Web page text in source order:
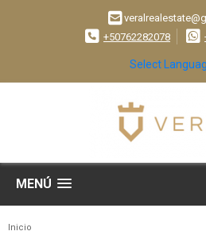
+50762282078
Select
MENÚ
Inicio